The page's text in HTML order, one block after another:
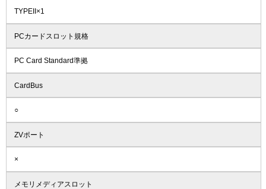
TYPEII×1
PCカードスロット規格
PC Card Standard準拠
CardBus
○
ZVポート
×
メモリメディアスロット